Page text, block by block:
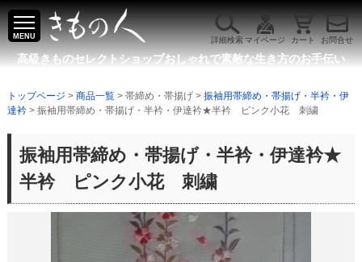
MENU
高級きものセレクトショップおしゃれで素敵な生き方のお手伝い
詳細検索マイページ カート お問合せ
トップページ > 商品一覧> 帯締め・帯揚げ > 振袖用帯締め・帯揚げ・半衿・伊
達衿> 振袖用帯締め・帯揚げ・半衿・伊達衿★半衿 ピンク小花 刺繍
振袖用帯締め・帯揚げ・半衿・伊達衿★
半衿 ピンク小花 刺繍